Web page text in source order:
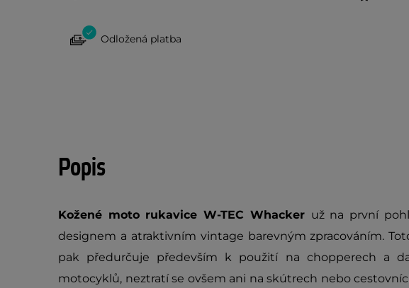
Odložená platba
Popis
Kožené moto rukavice W-TEC Whacker už na první
designem a atraktivním vintage barevným zpracováním.
pak předurčuje především k použití na chopperech a
motocyklů, neztratí se ovšem ani na skútrech nebo